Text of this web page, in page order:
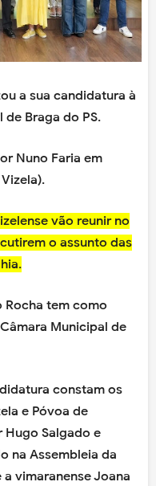
a sua candidatura à
Braga do PS.
Nuno Faria em
vão reunir no
o assunto das
Rocha tem como
Municipal de
constam os
e Póvoa de
Salgado e
na Assembleia da
vimaranense Joana